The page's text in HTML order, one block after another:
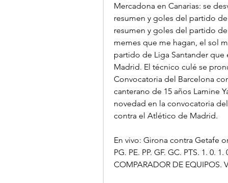
Mercadona en Canarias: se
resumen y goles del partido
resumen y goles del partido
memes que me hagan, el sol
partido de Liga Santander
Madrid. El técnico culé se
Convocatoria del Barcelona
canterano de 15 años Lamine
novedad en la convocatoria
contra el Atlético de Madrid.
En vivo: Girona contra Getafe
PG. PE. PP. GF. GC. PTS. 1. 0.
COMPARADOR DE EQUIPOS.